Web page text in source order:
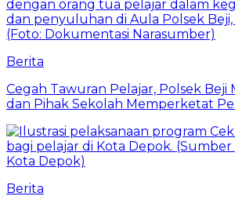
Berita
Cegah Tawuran Pelajar, Polsek Beji
dan Pihak Sekolah Memperketat
Berita